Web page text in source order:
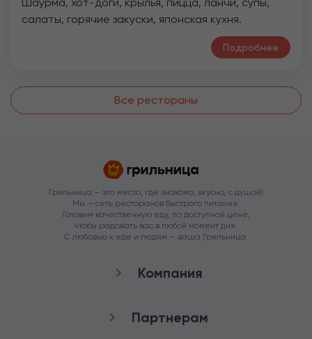
салаты, горячие закуски, японская кухня.
Подробнее
Все рестораны
Грильница — это место, где знакомо, вкусно, с душой!
Мы — сеть ресторанов быстрого питания.
Готовим качественную еду, по доступной цене,
чтобы радовать вас в любой момент дня.
С любовью к еде и людям — ваша Грильница.
Компания
Рестораны
Партнерам